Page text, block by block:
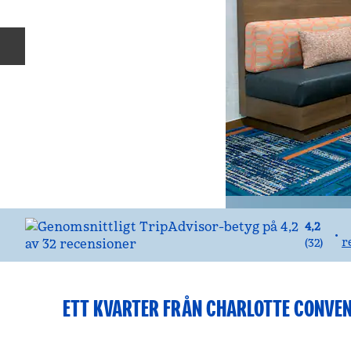
4,2
(32)
•
ETT KVARTER FRÅN CHARLOTTE